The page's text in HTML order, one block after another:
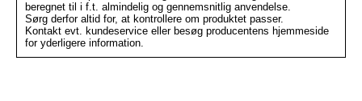
beregnet til i f.t. almindelig og gennemsnitlig anvendelse.
Sørg derfor altid for, at kontrollere om produktet passer.
Kontakt evt. kundeservice eller besøg producentens hjemmeside
for yderligere information.